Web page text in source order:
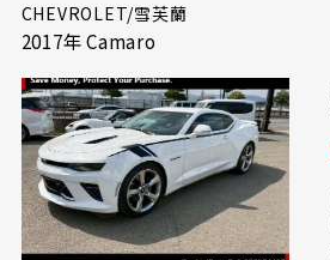
CHEVROLET/雪芙蘭
2017年 Camaro